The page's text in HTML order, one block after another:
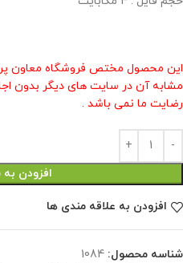
این محصول مختص فروشگاه معاون
مشابه آن در سایت های دیگر بدون
رضایت ما نمی باشد .
افزودن
افزودن به علاقه مندی ها
شناسه محصول: 1084